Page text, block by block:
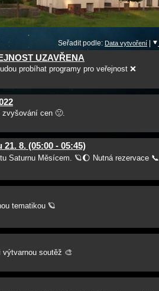
Seřadit podle: Data vytvoření
UZAVŘENA
probíhat programy pro veřejnost ❌
zvyšování cen 🙁.
8. (05:00 - 05:45)
Saturnu Měsícem. 🪐🌔 Nutná rezervace 📞
tematikou 🪐
výtvarnou soutěž 🎨